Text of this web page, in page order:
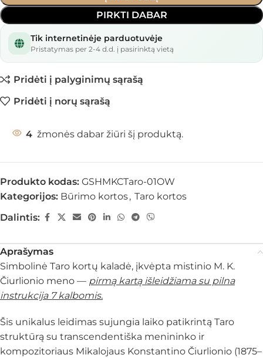
PIRKTI DABAR
Tik internetinėje parduotuvėje
Pristatymas per 2-4 d.d. į pasirinktą vietą
Pridėti į palyginimų sąrašą
Pridėti į norų sąrašą
4 žmonės dabar žiūri šį produktą.
Produkto kodas: GSHMKCTaro-01OW
Kategorijos: Būrimo kortos, Taro kortos
Dalintis:
Aprašymas
Simbolinė Taro kortų kaladė, įkvėpta mistinio M. K.
Čiurlionio meno — pirmą kartą išleidžiama su pilna
instrukcija 7 kalbomis.
Šis unikalus leidimas sujungia laiko patikrintą Taro
struktūrą su transcendentiška menininko ir
kompozitoriaus Mikalojaus Konstantino Čiurlionio (1875–